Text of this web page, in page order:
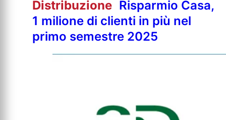
Distribuzione Risparmio Casa,
1 milione di clienti in più nel
primo semestre 2025